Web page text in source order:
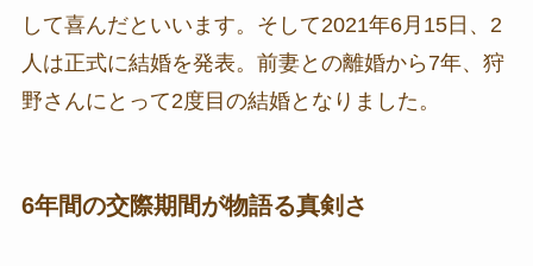
して喜んだといいます。そして2021年6月15日、2
人は正式に結婚を発表。前妻との離婚から7年、狩
野さんにとって2度目の結婚となりました。
6年間の交際期間が物語る真剣さ